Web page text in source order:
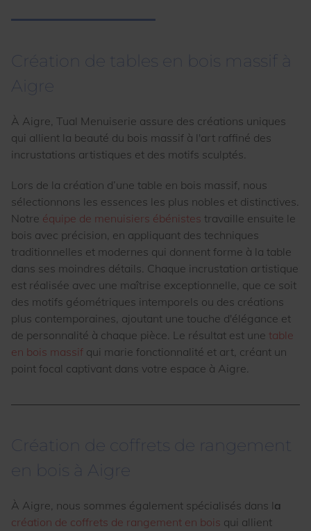
Création de tables en bois massif à
Aigre
À Aigre, Tual Menuiserie assure des créations uniques
qui allient la beauté du bois massif à l'art raffiné des
incrustations artistiques et des motifs sculptés.
Lors de la création d’une table en bois massif, nous
sélectionnons les essences les plus nobles et distinctives.
Notre équipe de menuisiers ébénistes travaille ensuite le
bois avec précision, en appliquant des techniques
traditionnelles et modernes qui donnent forme à la table
dans ses moindres détails. Chaque incrustation artistique
est réalisée avec une maîtrise exceptionnelle, que ce soit
des motifs géométriques intemporels ou des créations
plus contemporaines, ajoutant une touche d'élégance et
de personnalité à chaque pièce. Le résultat est une table
en bois massif qui marie fonctionnalité et art, créant un
point focal captivant dans votre espace à Aigre.
Création de coffrets de rangement
en bois à Aigre
À Aigre, nous sommes également spécialisés dans la
création de coffrets de rangement en bois qui allient